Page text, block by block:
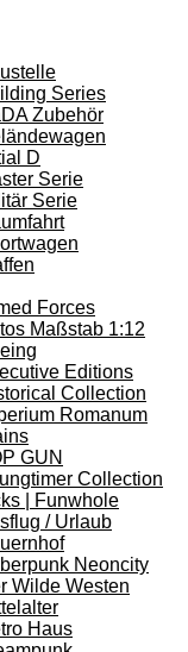
Series
Zubehör
D
Serie
Serie
Forces
Maßstab 1:12
Editions
Collection
Romanum
GUN
Collection
| Funwhole
/ Urlaub
Neoncity
Wilde Westen
Haus